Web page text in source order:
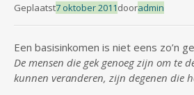
Geplaatst7 oktober 2011dooradmin
Een basisinkomen is niet eens zo’n
De mensen die gek genoeg zijn om te
kunnen veranderen, zijn degenen die